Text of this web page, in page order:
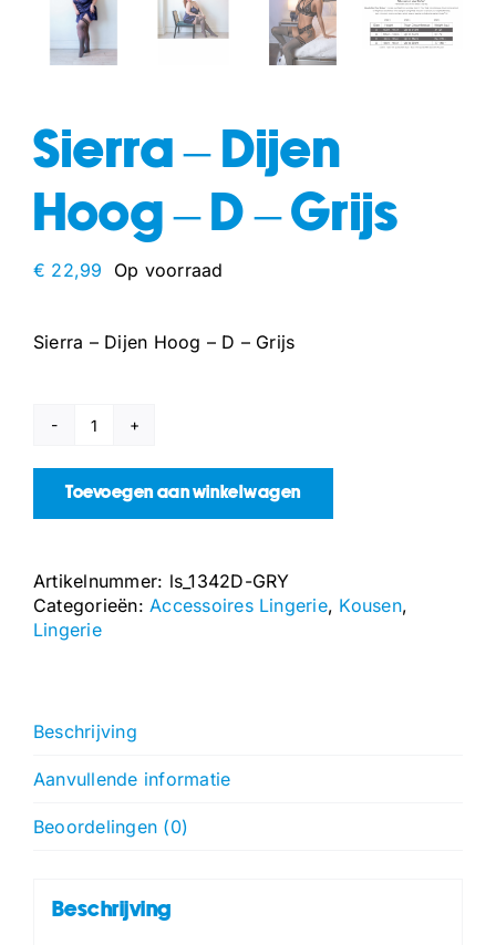
Sierra – Dijen
Hoog – D – Grijs
€ 22,99 Op voorraad
Sierra – Dijen Hoog – D – Grijs
Sierra
Dijen
Hoog
-
Grijs
aantal
Toevoegen aan winkelwagen
Artikelnummer: ls_1342D-GRY
Categorieën:Accessoires Lingerie, Kousen,
Lingerie
Beschrijving
Aanvullende informatie
Beoordelingen (0)
Beschrijving